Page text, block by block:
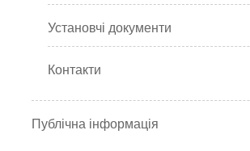
Установчі документи
Контакти
Публічна інформація